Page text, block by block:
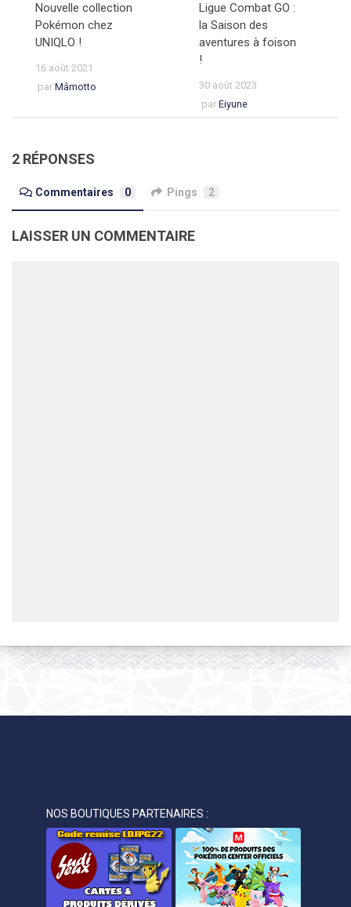
Nouvelle collection
Pokémon chez
UNIQLO !
16 août 2021
par Mâmotto
Ligue Combat GO :
la Saison des
aventures à foison
!
30 août 2023
par Eiyune
2 RÉPONSES
Commentaires 0 Pings 2
LAISSER UN COMMENTAIRE
NOS BOUTIQUES PARTENAIRES :